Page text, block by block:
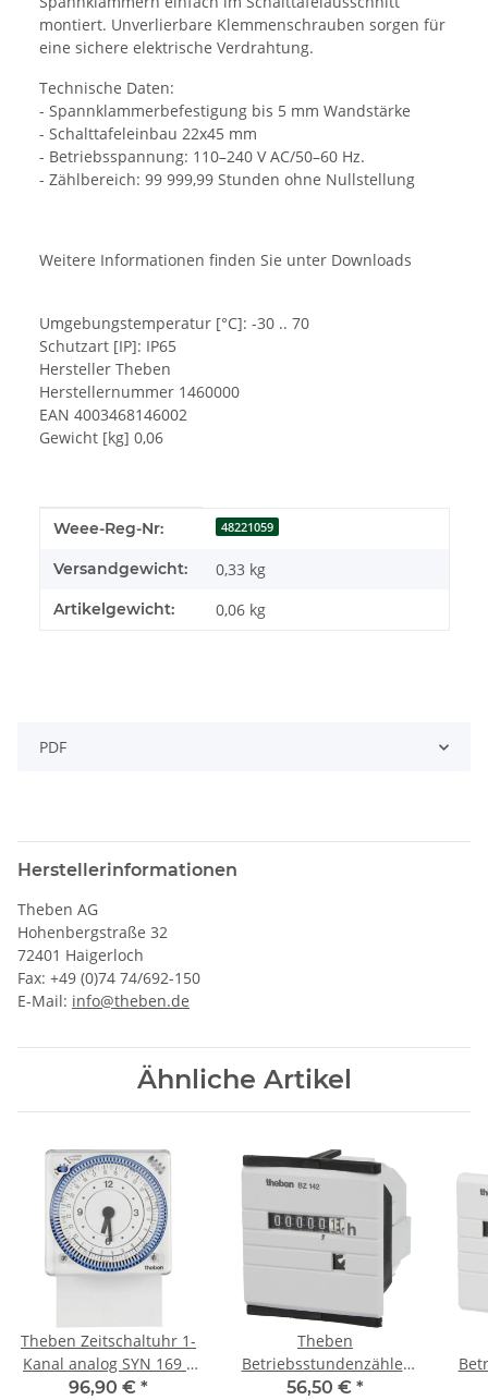
montiert. Unverlierbare Klemmenschrauben sorgen für
eine sichere elektrische Verdrahtung.
Technische Daten:
- Spannklammerbefestigung bis 5 mm Wandstärke
- Schalttafeleinbau 22x45 mm
- Betriebsspannung: 110–240 V AC/50–60 Hz.
- Zählbereich: 99 999,99 Stunden ohne Nullstellung
Weitere Informationen finden Sie unter Downloads
Umgebungstemperatur [°C]: -30 .. 70
Schutzart [IP]: IP65
Hersteller Theben
Herstellernummer 1460000
EAN 4003468146002
Gewicht [kg] 0,06
Produkteigenschaft
Wert
Weee-Reg-Nr: 48221059
Versandgewicht: 0,33 kg
Artikelgewicht: 0,06 kg
PDF
Herstellerinformationen
Theben AG
Hohenbergstraße 32
72401 Haigerloch
Fax: +49 (0)74 74/692-150
E-Mail: info@theben.de
Ähnliche Artikel
Theben Zeitschaltuhr 1-
Kanal analog SYN 169 s
1690801
96,90 € *
Theben
Betriebsstundenzähler
BZ 142-1 für
56,50 € *